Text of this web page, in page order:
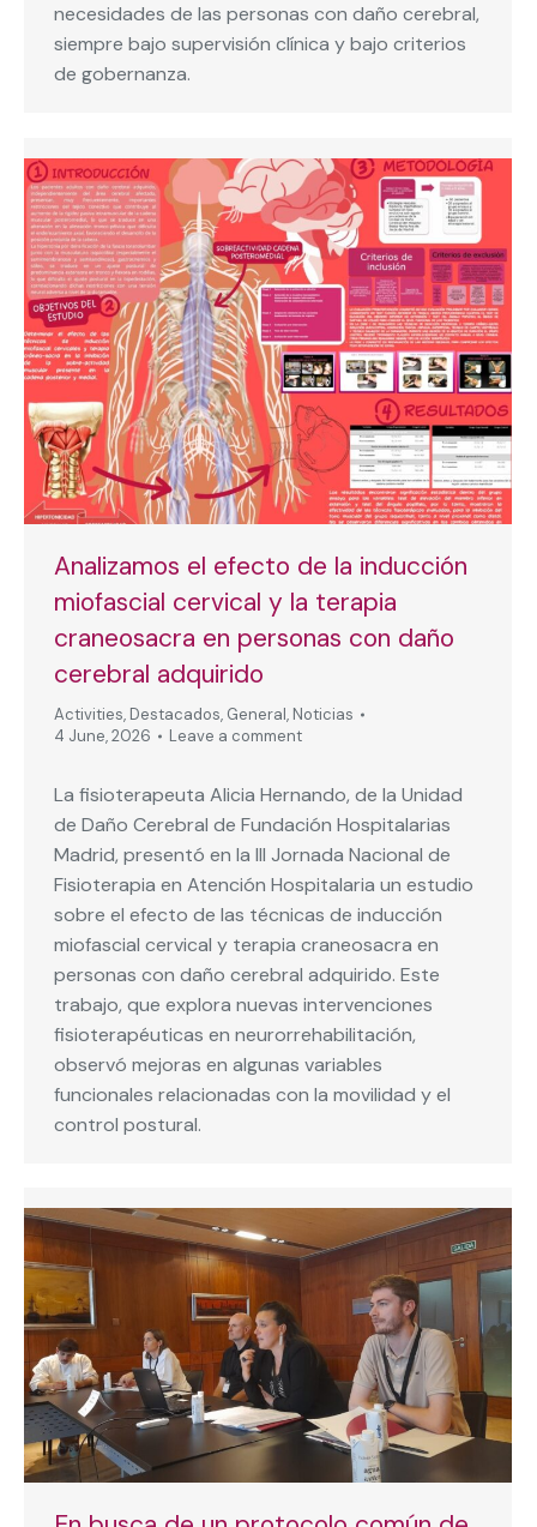
necesidades de las personas con daño cerebral,
siempre bajo supervisión clínica y bajo criterios
de gobernanza.
Analizamos el efecto de la inducción
miofascial cervical y la terapia
craneosacra en personas con daño
cerebral adquirido
Activities, Destacados, General, Noticias
4 June, 2026
Leave a comment
La fisioterapeuta Alicia Hernando, de la Unidad
de Daño Cerebral de Fundación Hospitalarias
Madrid, presentó en la III Jornada Nacional de
Fisioterapia en Atención Hospitalaria un estudio
sobre el efecto de las técnicas de inducción
miofascial cervical y terapia craneosacra en
personas con daño cerebral adquirido. Este
trabajo, que explora nuevas intervenciones
fisioterapéuticas en neurorrehabilitación,
observó mejoras en algunas variables
funcionales relacionadas con la movilidad y el
control postural.